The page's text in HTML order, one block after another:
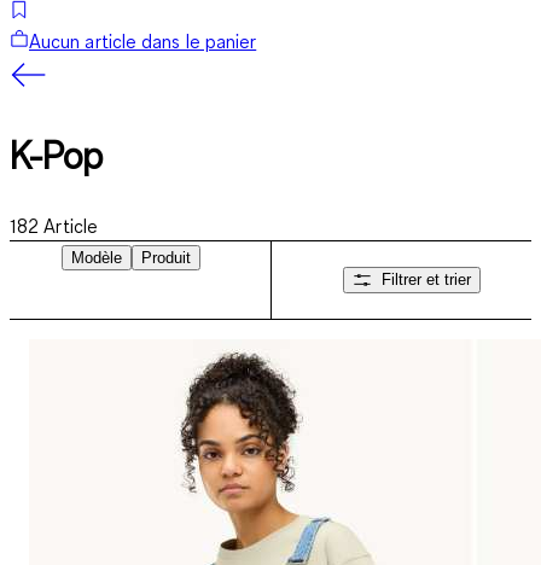
Aucun article dans le panier
K-Pop
182 Article
Modèle
Produit
Filtrer et trier